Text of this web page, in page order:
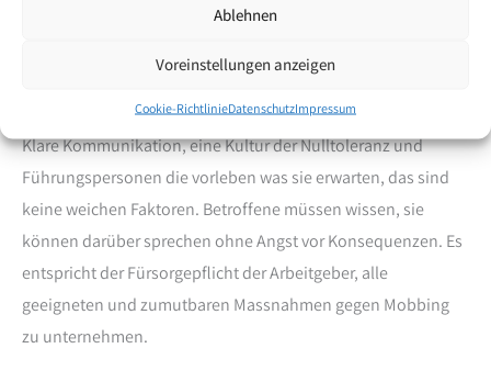
Ablehnen
Voreinstellungen anzeigen
Cookie-RichtlinieDatenschutzImpressum
Prävention beginnt nich tim HR-Handbuch, sie beginnt mit
der Frage: Wie gehen wir hier miteinander wirklich um?
Klare Kommunikation, eine Kultur der Nulltoleranz und
Führungspersonen die vorleben was sie erwarten, das sind
keine weichen Faktoren. Betroffene müssen wissen, sie
können darüber sprechen ohne Angst vor Konsequenzen. Es
entspricht der Fürsorgepflicht der Arbeitgeber, alle
geeigneten und zumutbaren Massnahmen gegen Mobbing
zu unternehmen.